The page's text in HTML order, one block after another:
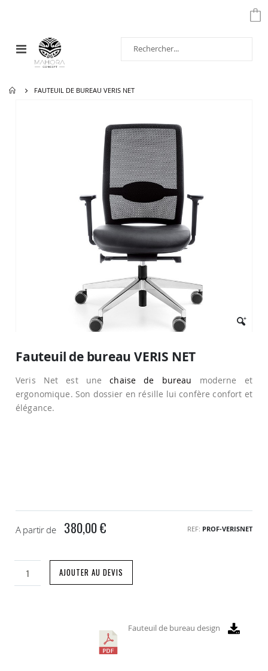
Affichage
navigation
FAUTEUIL DE BUREAU VERIS NET
début
la
Galerie
d’images
Fauteuil de bureau VERIS NET
Veris Net est unechaise de bureau moderne et
ergonomique. Son dossier en résille lui confère confort et
élégance.
A partir de 380,00 € REF PROF-VERISNET
AJOUTER AU DEVIS
Fauteuil de bureau design